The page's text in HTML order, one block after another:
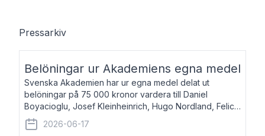
Pressarkiv
Belöningar ur Akademiens egna medel
Svenska Akademien har ur egna medel delat ut
belöningar på 75 000 kronor vardera till Daniel
Boyacioglu, Josef Kleinheinrich, Hugo Nordland, Felicia
Stenroth och Svante Strandberg. Daniel Boyacioglu,
född 1981, är poet och scenartist. Josef
2026-06-17